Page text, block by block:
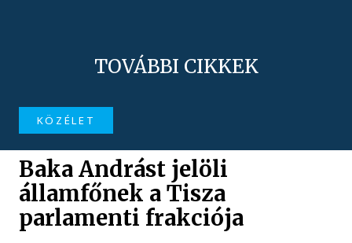
TOVÁBBI CIKKEK
KÖZÉLET
Baka Andrást jelöli
államfőnek a Tisza
parlamenti frakciója